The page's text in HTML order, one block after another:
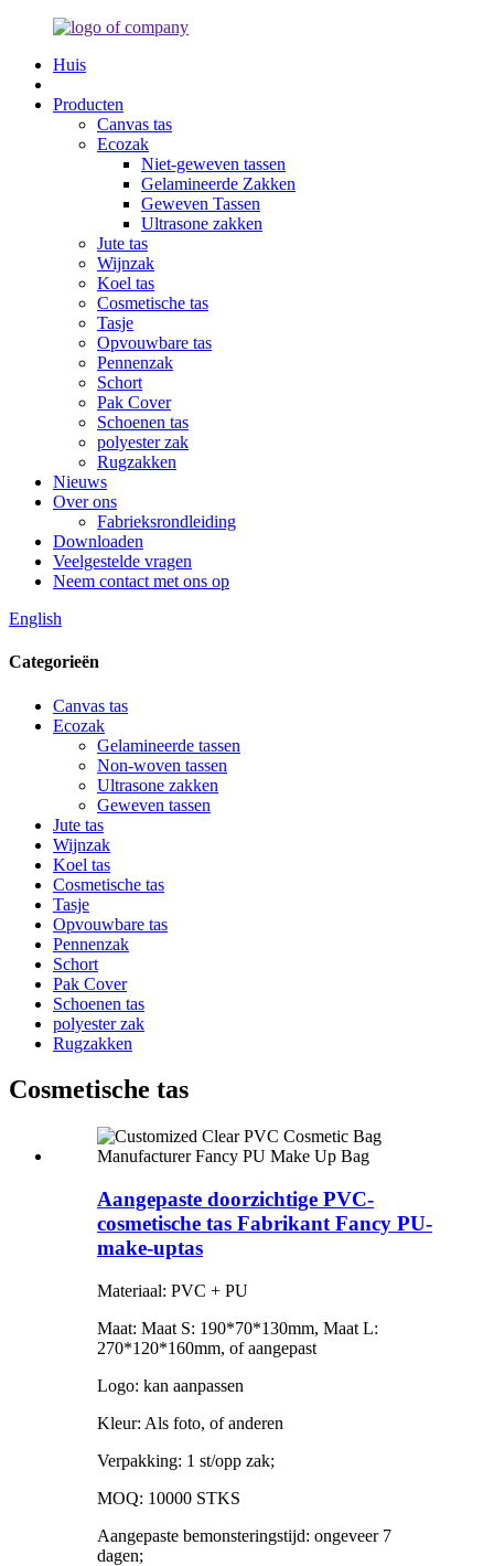
Huis
Producten
Canvas tas
Ecozak
Niet-geweven tassen
Gelamineerde Zakken
Geweven Tassen
Ultrasone zakken
Jute tas
Wijnzak
Koel tas
Cosmetische tas
Tasje
Opvouwbare tas
Pennenzak
Schort
Pak Cover
Schoenen tas
polyester zak
Rugzakken
Nieuws
Over ons
Fabrieksrondleiding
Downloaden
Veelgestelde vragen
Neem contact met ons op
English
Categorieën
Canvas tas
Ecozak
Gelamineerde tassen
Non-woven tassen
Ultrasone zakken
Geweven tassen
Jute tas
Wijnzak
Koel tas
Cosmetische tas
Tasje
Opvouwbare tas
Pennenzak
Schort
Pak Cover
Schoenen tas
polyester zak
Rugzakken
Cosmetische tas
Aangepaste doorzichtige PVC-
cosmetische tas Fabrikant Fancy PU-
make-uptas
Materiaal: PVC + PU
Maat: Maat S: 190*70*130mm, Maat L:
270*120*160mm, of aangepast
Logo: kan aanpassen
Kleur: Als foto, of anderen
Verpakking: 1 st/opp zak;
MOQ: 10000 STKS
Aangepaste bemonsteringstijd: ongeveer 7
dagen;